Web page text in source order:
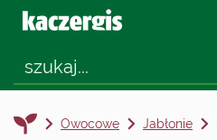
Owocowe Jabłonie